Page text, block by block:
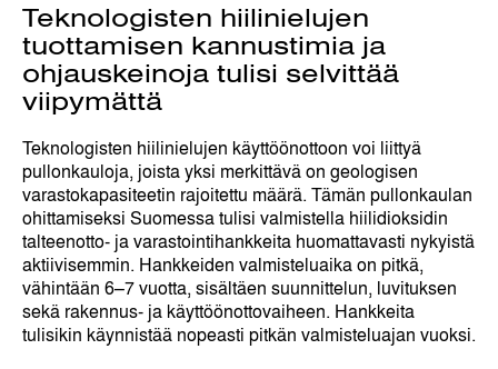
Teknologisten hiilinielujen
tuottamisen kannustimia ja
ohjauskeinoja tulisi selvittää
viipymättä
Teknologisten hiilinielujen käyttöönottoon voi liittyä
pullonkauloja, joista yksi merkittävä on geologisen
varastokapasiteetin rajoitettu määrä. Tämän pullonkaulan
ohittamiseksi Suomessa tulisi valmistella hiilidioksidin
talteenotto- ja varastointihankkeita huomattavasti nykyistä
aktiivisemmin. Hankkeiden valmisteluaika on pitkä,
vähintään 6–7 vuotta, sisältäen suunnittelun, luvituksen
sekä rakennus- ja käyttöönottovaiheen. Hankkeita
tulisikin käynnistää nopeasti pitkän valmisteluajan vuoksi.